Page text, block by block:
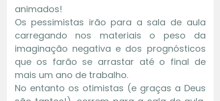
animados!
Os pessimistas irão para a sala de aula
carregando nos materiais o peso da
imaginação negativa e dos prognósticos
que os farão se arrastar até o final de
mais um ano de trabalho.
No entanto os otimistas (e graças a Deus